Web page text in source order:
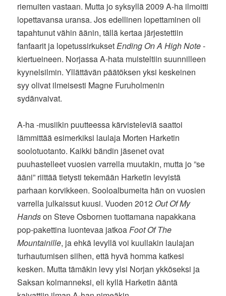
riemuiten vastaan. Mutta jo syksyllä 2009 A-ha ilmoitti
lopettavansa uransa. Jos edellinen lopettaminen oli
tapahtunut vähin äänin, tällä kertaa järjestettiin
fanfaarit ja lopetussirkuksetEnding On A High Note-
kiertueineen. Norjassa A-hata muisteltiin suunnilleen
kyynelsilmin. Yllättävän päätöksen yksi keskeinen
syy olivat ilmeisesti Magne Furuholmenin
sydänvaivat.
A-ha -musiikin puutteessa kärvisteleviä saattoi
lämmittää esimerkiksi laulaja Morten Harketin
soolotuotanto. Kaikki bändin jäsenet ovat
puuhastelleet vuosien varrella muutakin, mutta jo ”se
ääni” riittää tietysti tekemään Harketin levyistä
parhaan korvikkeen. Sooloalbumeita hän on vuosien
varrella julkaissut kuusi. Vuoden 2012 Out Of My
Handson Steve Osbornen tuottamana napakkana
pop-pakettina luontevaa jatkoaFoot Of The
Mountainille, ja ehkä levyllä voi kuullakin laulajan
turhautumisen siihen, että hyvä homma katkesi
kesken. Mutta tämäkin levy ylsi Norjan ykköseksi ja
Saksan kolmanneksi, eli kyllä Harketin ääntä